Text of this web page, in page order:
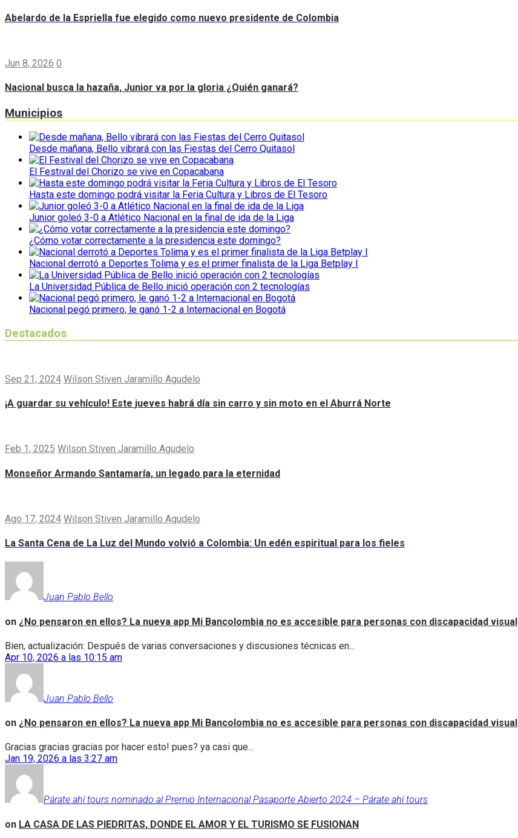
Abelardo de la Espriella fue elegido como nuevo presidente de Colombia
Jun 8, 2026 0
Nacional busca la hazaña, Junior va por la gloria ¿Quién ganará?
Municipios
Desde mañana, Bello vibrará con las Fiestas del Cerro Quitasol
El Festival del Chorizo se vive en Copacabana
Hasta este domingo podrá visitar la Feria Cultura y Libros de El Tesoro
Junior goleó 3-0 a Atlético Nacional en la final de ida de la Liga
¿Cómo votar correctamente a la presidencia este domingo?
Nacional derrotó a Deportes Tolima y es el primer finalista de la Liga Betplay I
La Universidad Pública de Bello inició operación con 2 tecnologías
Nacional pegó primero, le ganó 1-2 a Internacional en Bogotá
Destacados
Sep 21, 2024 Wilson Stiven Jaramillo Agudelo
¡A guardar su vehículo! Este jueves habrá día sin carro y sin moto en el Aburrá Norte
Feb 1, 2025 Wilson Stiven Jaramillo Agudelo
Monseñor Armando Santamaría, un legado para la eternidad
Ago 17, 2024 Wilson Stiven Jaramillo Agudelo
La Santa Cena de La Luz del Mundo volvió a Colombia: Un edén espiritual para los fieles
Juan Pablo Bello
on ¿No pensaron en ellos? La nueva app Mi Bancolombia no es accesible para personas con discapacidad visual
Bien, actualización: Después de varias conversaciones y discusiones técnicas en...
Apr 10, 2026 a las 10:15 am
Juan Pablo Bello
on ¿No pensaron en ellos? La nueva app Mi Bancolombia no es accesible para personas con discapacidad visual
Gracias gracias gracias por hacer esto! pues? ya casi que...
Jan 19, 2026 a las 3:27 am
Párate ahí tours nominado al Premio Internacional Pasaporte Abierto 2024 – Párate ahí tours
on LA CASA DE LAS PIEDRITAS, DONDE EL AMOR Y EL TURISMO SE FUSIONAN